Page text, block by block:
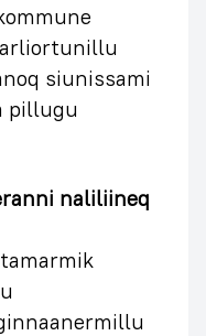
siunissami
pillugu
naliliineq